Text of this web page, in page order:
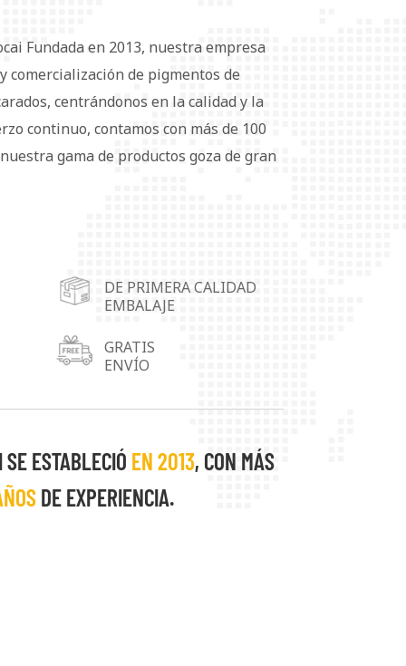
Fundada en 2013, nuestra empresa
comercialización de pigmentos de
centrándonos en la calidad y la
continuo, contamos con más de 100
gama de productos goza de gran
de aluminio se utilizan
tintas, plásticos, caucho, tejidos,
de embalaje y materiales
soluciones para necesidades y
DE PRIMERA CALIDAD
EMBALAJE
GRATIS
ENVÍO
SE ESTABLECIÓ EN 2013, CON MÁS
DE EXPERIENCIA.